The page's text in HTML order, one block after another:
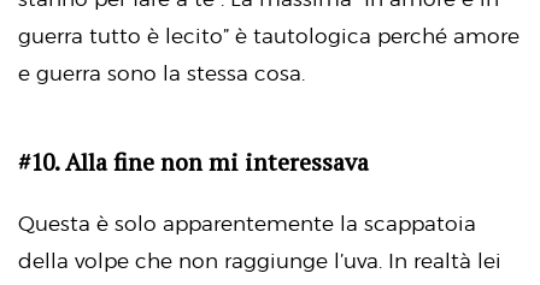
guerra tutto è lecito” è tautologica perché amore
e guerra sono la stessa cosa.
#10. Alla fine non mi interessava
Questa è solo apparentemente la scappatoia
della volpe che non raggiunge l’uva. In realtà lei